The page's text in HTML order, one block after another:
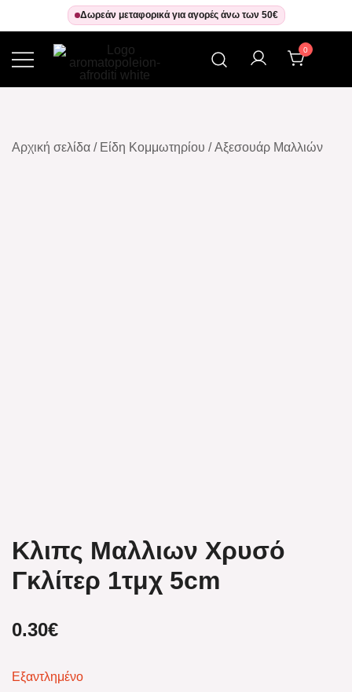
Δωρεάν μεταφορικά για αγορές άνω των 50€
0
Αρχική σελίδα / Είδη Κομμωτηρίου /Αξεσουάρ Μαλλιών
Κλιπς Μαλλιων Χρυσό
Γκλίτερ 1τμχ 5cm
0.30€
Εξαντλημένο